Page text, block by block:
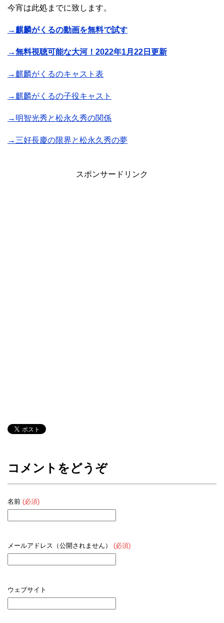
今宵は此処までに致します。
→麒麟がくるの動画を無料で試す
→無料視聴可能な大河！2022年1月22日更新
→麒麟がくるのキャスト表
→麒麟がくるの子役キャスト
→明智光秀と松永久秀の関係
→三好長慶の限界と松永久秀の夢
スポンサードリンク
コメントをどうぞ
名前 (必須)
メールアドレス（公開されません） (必須)
ウェブサイト